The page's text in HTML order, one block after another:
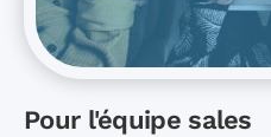
Pour l'équipe sales